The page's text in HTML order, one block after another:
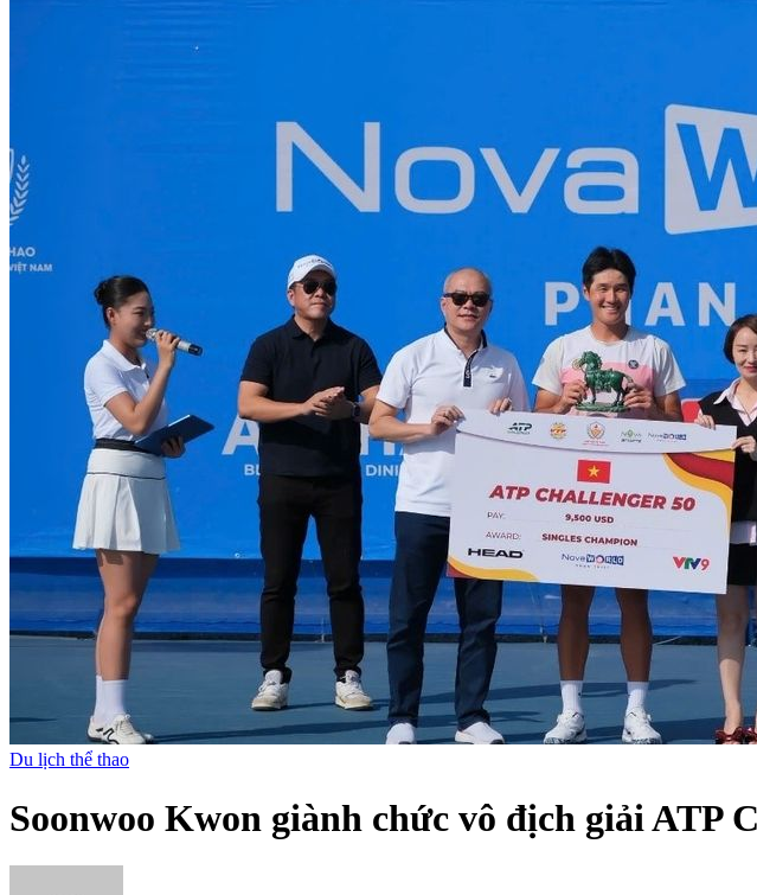
Du lịch thể thao
Soonwoo Kwon giành chức vô địch giải ATP